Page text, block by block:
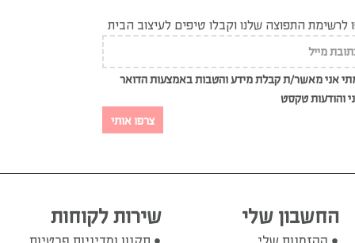
לרשימת התפוצה שלנו וקבלו טיפים לעיצוב הבית
אני מאשר/ת קבלת מידע והטבות באמצעות הדואר
והודעות טקסט
צרפו אותי
החשבון שלי שירות לקוחות